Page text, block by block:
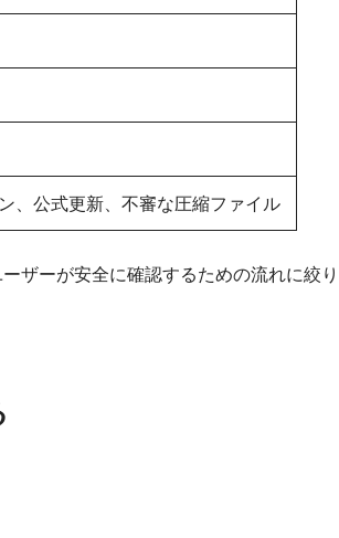
、公式更新、不審な圧縮ファイル
ザーが安全に確認するための流れに絞り